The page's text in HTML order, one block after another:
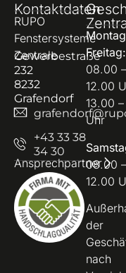
Kontaktdaten
RUPO
Fenstersysteme
Zentrale
Gewerbestraße
232
8232
Grafendorf
+43 33 38
34 30
Ansprechpartner
Freitag:
08.00 –
12.00
13.00 –
Uhr
08.00 –
12.00
der
nach